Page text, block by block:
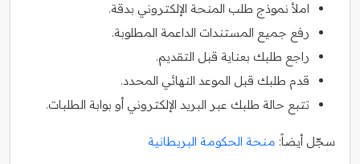
املأ نموذج طلب المنحة الإلكتروني بدقة.
رفع جميع المستندات الداعمة المطلوبة.
راجع طلبك بعناية قبل التقديم.
قدم طلبك قبل الموعد النهائي المحدد.
تتبع حالة طلبك عبر البريد الإلكتروني أو بوابة الطلبات.
سجّل أيضاً: منحة الحكومة البريطانية